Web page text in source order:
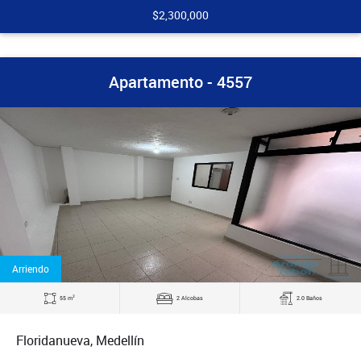
$2,300,000
Apartamento - 4557
Arriendo
55 m2 2 Alcobas 2.0 Baños
Floridanueva, Medellín